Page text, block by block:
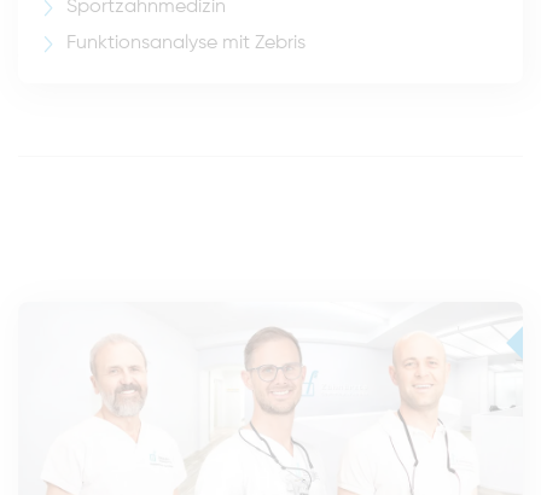
Sportzahnmedizin
Funktionsanalyse mit Zebris